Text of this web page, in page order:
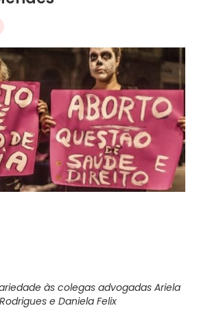
às colegas advogadas Ariela
e Daniela Felix